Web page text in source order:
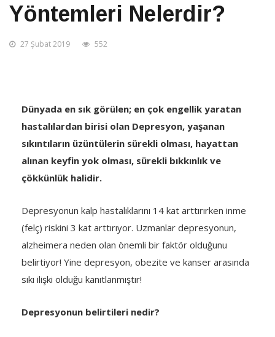
Yöntemleri Nelerdir?
27 Şubat 2019 552
Dünyada en sık görülen; en çok engellik yaratan
hastalılardan birisi olan Depresyon, yaşanan
sıkıntıların üzüntülerin sürekli olması, hayattan
alınan keyfin yok olması, sürekli bıkkınlık ve
çökkünlük halidir.
Depresyonun kalp hastalıklarını 14 kat arttırırken inme
(felç) riskini 3 kat arttırıyor. Uzmanlar depresyonun,
alzheimera neden olan önemli bir faktör olduğunu
belirtiyor! Yine depresyon, obezite ve kanser arasında
sıkı ilişki olduğu kanıtlanmıştır!
Depresyonun belirtileri nedir?